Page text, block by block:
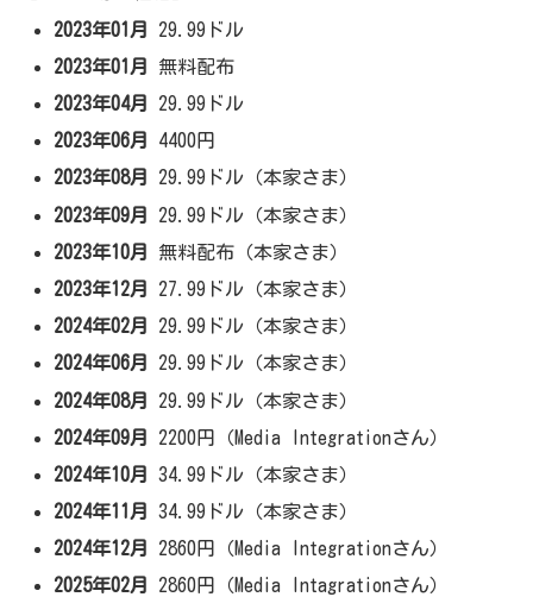
2023年01月
29.99ドル
2023年01月
無料配布
2023年04月
29.99ドル
2023年06月
4400円
2023年08月
29.99ドル（本家さま）
2023年09月
29.99ドル（本家さま）
2023年10月
無料配布（本家さま）
2023年12月
27.99ドル（本家さま）
2024年02月
29.99ドル（本家さま）
2024年06月
29.99ドル（本家さま）
2024年08月
29.99ドル（本家さま）
2024年09月
2200円（Media Integrationさん）
2024年10月
34.99ドル（本家さま）
2024年11月
34.99ドル（本家さま）
2024年12月
2860円（Media Integrationさん）
2025年02月
2860円（Media Intagrationさん）